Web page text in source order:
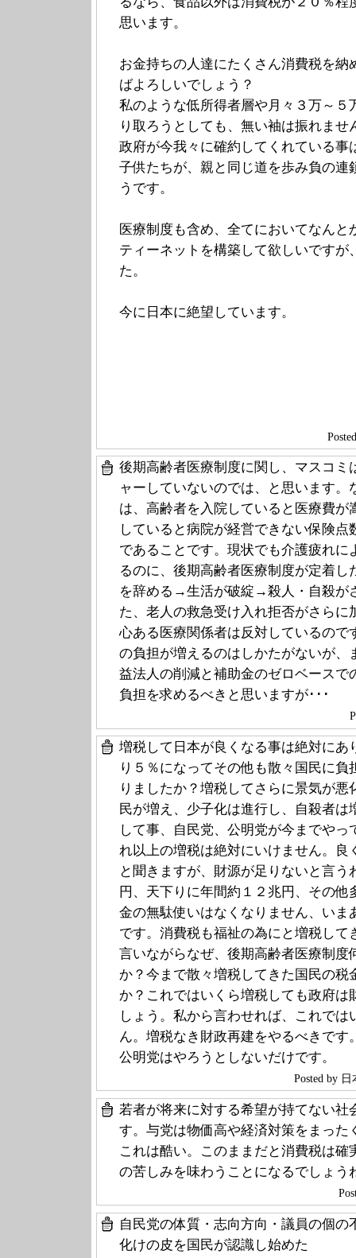
思います。
お金持ちの人達にたくさん消費税を納
ばよろしいでしょう？
私のような低所得者層や月々３万～５
り取ろうとしても、無い袖は振れませ
政府が今我々に確約してくれている事
子供たちが、親と同じ道を歩み負の連
うです。
医療制度も含め、全てにおいてなん
ティーネットを構築して欲しいですが
た。
今に日本に絶望しています。
後期高齢者医療制度に関し、マスコミ
ャーしていないのでは、と思います。
は、高齢者を入院していると医療費
していると病院が経営できない保険
であることです。現状でも介護疲れに
るのに、後期高齢者医療制度が定着
を辞める→生活が破綻→殺人・自殺が
た、老人の救急受け入れ拒否がさらに
心ある医療関係者は反対しているので
の負担が増えるのはしかたがないが、
益法人の削減と補助金のゼロベースで
負担を求めるべきと思いますが･･･
増税して日本が良くなる事は絶対にあ
り５％になってその他も散々国民に
りましたか？増税してさらに景気が
民が増え、少子化は進行し、自殺者
して事、自民党、公明党が今までや
れ以上の増税は絶対にいけません。良
と聞きますが、財源が足りないと言
円、天下りに年間約１２兆円、その
金の無駄使いはなくなりません、いま
です。消費税も福祉の為にと増税して
言いながらなぜ、後期高齢者医療制度
か？今まで散々増税してきた国民の税
か？これではいくら増税しても政府は
しょう。私から言わせれば、これで
ん。増税なき財政再建をやるべきです
公明党はやろうとしないだけです。
Posted by
若者が将来に対する希望が持てない社
す。与党は物価高や経済対策をまった
これは酷い。このままだと消費税は
の苦しみを味わうことになるでしょう
自民党の体質・志向方向・議員の個
化けの皮を国民が認識し始めた